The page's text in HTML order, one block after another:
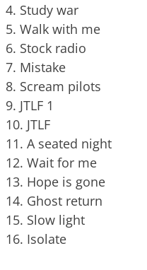
4. Study war
5. Walk with me
6. Stock radio
7. Mistake
8. Scream pilots
9. JTLF 1
10. JTLF
11. A seated night
12. Wait for me
13. Hope is gone
14. Ghost return
15. Slow light
16. Isolate